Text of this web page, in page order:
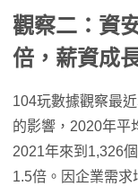
觀察二：資
倍，薪資成
104玩數據觀察最
的影響，2020年平
2021年來到1,326
1.5倍。因企業需